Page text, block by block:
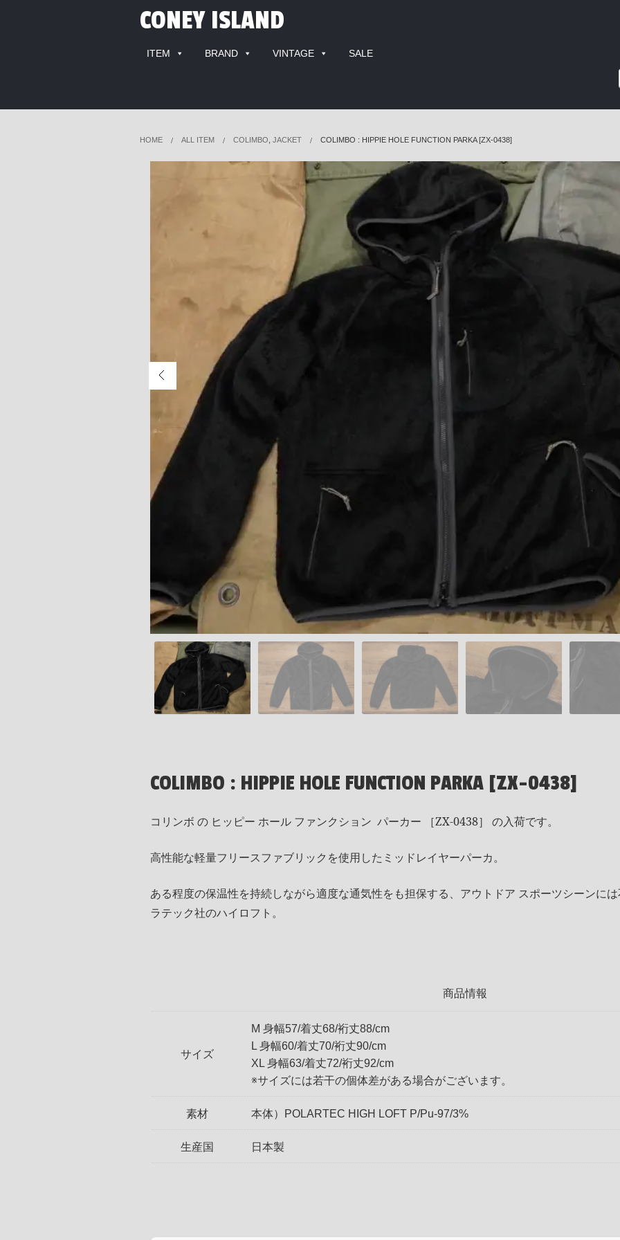
CONEY ISLAND
ITEM BRAND VINTAGE SALE
HOME ALL ITEM COLIMBO JACKET COLIMBO : HIPPIE HOLE FUNCTION PARKA [ZX-0438]
COLIMBO : HIPPIE HOLE FUNCTION PARKA [ZX-0438]
コリンボ の ヒッピー ホール ファンクション パーカー ［ZX-0438］ の入荷です。
高性能な軽量フリースファブリックを使用したミッドレイヤーパーカ。
ある程度の保温性を持続しながら適度な通気性をも担保する、アウトドア スポーツシーンに
ラテック社のハイロフト。
商品情報
サイズ
M 身幅57/着丈68/裄丈88/cm
L 身幅60/着丈70/裄丈90/cm
XL 身幅63/着丈72/裄丈92/cm
※サイズには若干の個体差がある場合がございます。
素材 本体）POLARTEC HIGH LOFT P/Pu-97/3%
生産国 日本製